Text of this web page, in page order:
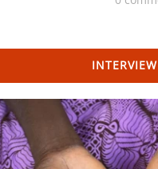
INTERVIEW